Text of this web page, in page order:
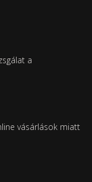
a
vásárlások miatt